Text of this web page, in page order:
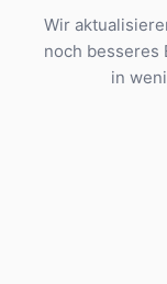
Wir
noch besseres
in